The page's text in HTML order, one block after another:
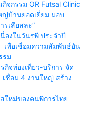
จกรรม OR Futsal Clinic
บ้านยอดเยี่ยม มอบ
รเสียสละ”
องในวันรพี ประจำปี
พื่อเชื่อมความสัมพันธ์อัน
รม
กิจท่องเที่ยว-บริการ จัด
เชื่อม 4 งานใหญ่ สร้าง
ใหม่ของคนพิการไทย